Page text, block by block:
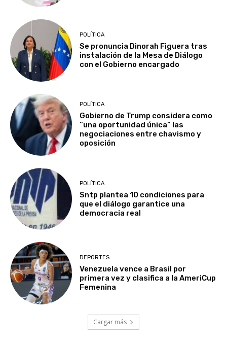
POLÍTICA
Se pronuncia Dinorah Figuera tras
instalación de la Mesa de Diálogo
con el Gobierno encargado
POLÍTICA
Gobierno de Trump considera como
“una oportunidad única” las
negociaciones entre chavismo y
oposición
POLÍTICA
Sntp plantea 10 condiciones para
que el diálogo garantice una
democracia real
DEPORTES
Venezuela vence a Brasil por
primera vez y clasifica a la AmeriCup
Femenina​
Cargar más